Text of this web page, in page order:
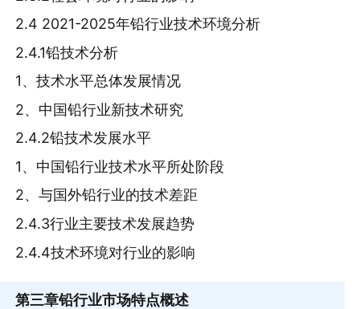
2.4 2021-2025年铅行业技术环境分析
2.4.1铅技术分析
1、技术水平总体发展情况
2、中国铅行业新技术研究
2.4.2铅技术发展水平
1、中国铅行业技术水平所处阶段
2、与国外铅行业的技术差距
2.4.3行业主要技术发展趋势
2.4.4技术环境对行业的影响
第三章铅行业市场特点概述